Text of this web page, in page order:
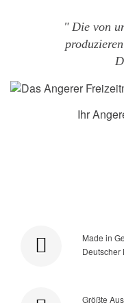
Die von
Ihr
Made in
Deutscher
Größte